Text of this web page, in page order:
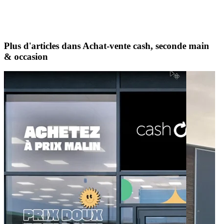
Plus d'articles dans Achat-vente cash, seconde main
& occasion